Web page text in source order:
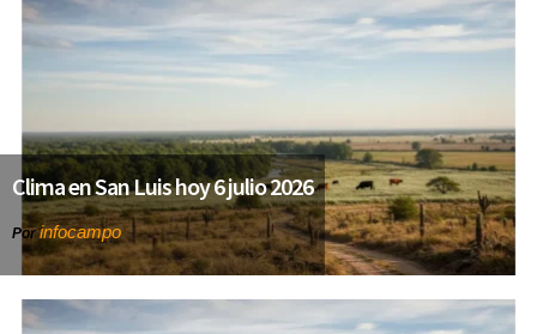
Clima en San Luis hoy 6 julio 2026
Porinfocampo